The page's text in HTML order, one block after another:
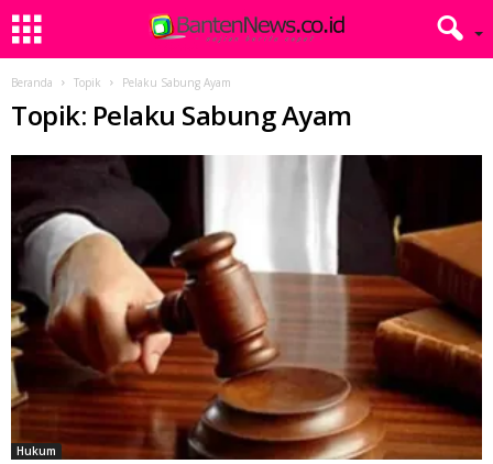
Beranda Topik Pelaku Sabung Ayam
Topik: Pelaku Sabung Ayam
Hukum